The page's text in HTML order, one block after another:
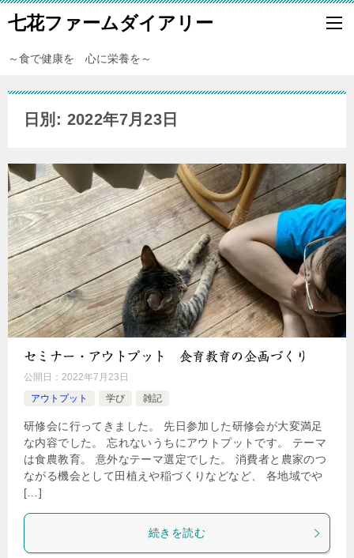
七花ファームダイアリー
～食で健康を 心に栄養を～
日別: 2022年7月23日
セミナー・アウトプット 食育教育の企画づくり
公開日： 2022年7月23日
アウトプット
学び 雑記
研修会に行ってきました。 先日参加した研修会が大変満足
な内容でした。 忘れないうちにアウトプットです。 テーマ
は食農教育。 意外なテーマ選定でした。 消費者と農家のつ
ながる機会として田植えや稲づくりなどなど、 各地域でや
[…]
続きを読む